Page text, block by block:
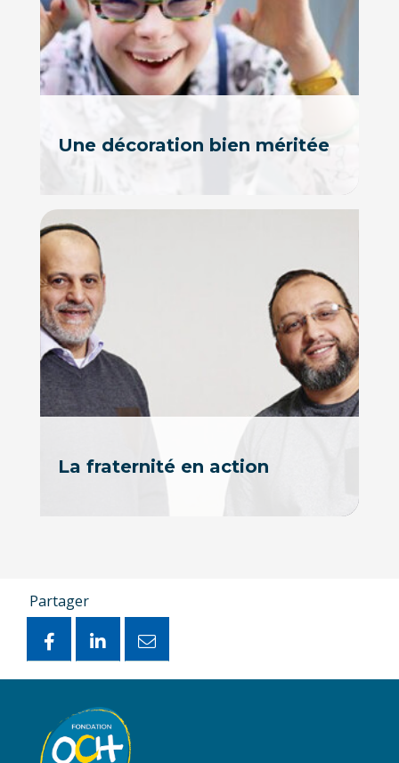
Une décoration bien méritée
La fraternité en action
Partager